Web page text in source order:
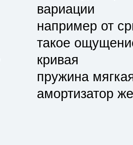
вариации
например от
такое
кривая
пружина
амортизатор